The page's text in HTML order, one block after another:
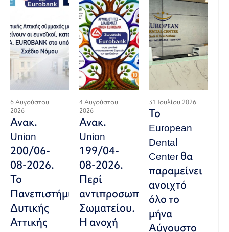
6 Αυγούστου
2026
Ανακ.
Union
200/06-
08-2026.
Το
Πανεπιστήμιο
Δυτικής
Αττικής
4 Αυγούστου
2026
Ανακ.
Union
199/04-
08-2026.
Περί
αντιπροσωπευτικού
Σωματείου.
Η ανοχή
31 Ιουλίου 2026
Το
European
Dental
Center θα
παραμείνει
ανοιχτό
όλο το
μήνα
Αύγουστο